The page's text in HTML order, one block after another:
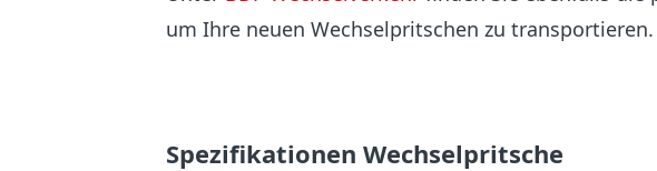
um Ihre neuen Wechselpritschen zu transportieren.
Spezifikationen Wechselpritsche